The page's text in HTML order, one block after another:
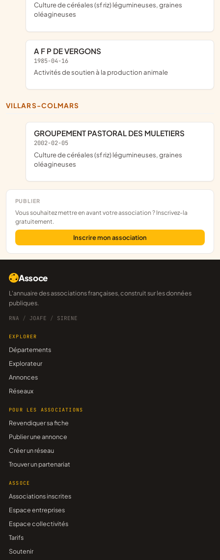
PUBLIER
Vous souhaitez mettre en avant votre association ? Inscrivez-la
gratuitement.
Inscrire mon association
Culture de céréales (sf riz) légumineuses, graines
oléagineuses
A F P DE VERGONS
1985-04-16
Activités de soutien à la production animale
VILLARS-COLMARS
GROUPEMENT PASTORAL DES MULETIERS
2002-02-05
Culture de céréales (sf riz) légumineuses, graines
oléagineuses
Assoce
L'annuaire des associations françaises, construit sur les données
publiques.
RNA / JOAFE / SIRENE
EXPLORER
Départements
Explorateur
Annonces
Réseaux
POUR LES ASSOCIATIONS
Revendiquer sa fiche
Publier une annonce
Créer un réseau
Trouver un partenariat
ASSOCE
Associations inscrites
Espace entreprises
Espace collectivités
Tarifs
Soutenir